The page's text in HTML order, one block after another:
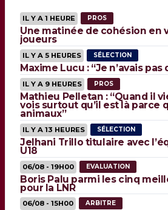
IL Y A 1 HEURE PROS
Une matinée de cohésion en
joueurs
IL Y A 5 HEURES SÉLECTION
Maxime Lucu : “Je n’avais
IL Y A 9 HEURES PROS
Mathieu Pelletan : “Quand il
vois surtout qu’il est là parce
animaux”
IL Y A 13 HEURES SÉLECTION
Jelhani Trillo titulaire avec
U18
06/08 - 19H00 EVALUATION
Boris Palu parmi les cinq
pour la LNR
06/08 - 15H00 ARBITRE